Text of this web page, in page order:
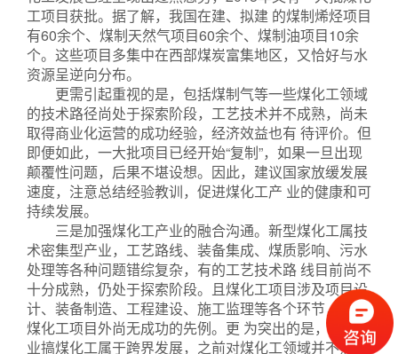
工项目获批。据了解，我国在建、拟建 的煤制烯烃项目
有60余个、煤制天然气项目60余个、煤制油项目10余
个。这些项目多集中在西部煤炭富集地区，又恰好与水
资源呈逆向分布。
更需引起重视的是，包括煤制气等一些煤化工领域
的技术路径尚处于探索阶段，工艺技术并不成熟，尚未
取得商业化运营的成功经验，经济效益也有 待评价。但
即便如此，一大批项目已经开始“复制”，如果一旦出现
颠覆性问题，后果不堪设想。因此，建议国家放缓发展
速度，注意总结经验教训，促进煤化工产 业的健康和可
持续发展。
三是加强煤化工产业的融合沟通。新型煤化工属技
术密集型产业，工艺路线、装备集成、煤质影响、污水
处理等各种问题错综复杂，有的工艺技术路 线目前尚不
十分成熟，仍处于探索阶段。且煤化工项目涉及项目设
计、装备制造、工程建设、施工监理等各个环节，不少
煤化工项目外尚无成功的先例。更 为突出的是，许多企
业搞煤化工属于跨界发展，之前对煤化工领域并不熟